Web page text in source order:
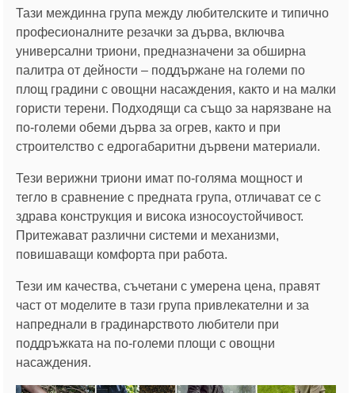
Тази междинна група между любителските и типично
професионалните резачки за дърва, включва
универсални триони, предназначени за обширна
палитра от дейности – поддържане на големи по
площ градини с овощни насаждения, както и на малки
гористи терени. Подходящи са също за нарязване на
по-големи обеми дърва за огрев, както и при
строителство с едрогабаритни дървени материали.
Тези верижни триони имат по-голяма мощност и
тегло в сравнение с предната група, отличават се с
здрава конструкция и висока износоустойчивост.
Притежават различни системи и механизми,
повишаващи комфорта при работа.
Тези им качества, съчетани с умерена цена, правят
част от моделите в тази група привлекателни и за
напреднали в градинарството любители при
поддръжката на по-големи площи с овощни
насаждения.